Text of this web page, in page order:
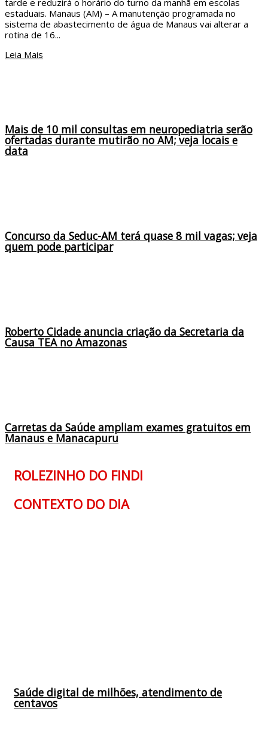
tarde e reduzirá o horário do turno da manhã em escolas
estaduais. Manaus (AM) – A manutenção programada no
sistema de abastecimento de água de Manaus vai alterar a
rotina de 16...
Leia Mais
Mais de 10 mil consultas em neuropediatria serão
ofertadas durante mutirão no AM; veja locais e
data
Concurso da Seduc-AM terá quase 8 mil vagas; veja
quem pode participar
Roberto Cidade anuncia criação da Secretaria da
Causa TEA no Amazonas
Carretas da Saúde ampliam exames gratuitos em
Manaus e Manacapuru
ROLEZINHO DO FINDI
CONTEXTO DO DIA
Saúde digital de milhões, atendimento de
centavos